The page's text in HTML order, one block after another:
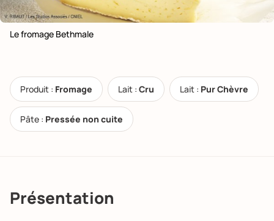
Le fromage Bethmale
Produit : Fromage Lait : Cru Lait : Pur Chèvre
Pâte : Pressée non cuite
Présentation